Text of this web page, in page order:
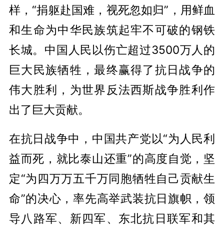
样，“捐躯赴国难，视死忽如归”，用鲜血
和生命为中华民族筑起牢不可破的钢铁
长城。中国人民以伤亡超过3500万人的
巨大民族牺牲，最终赢得了抗日战争的
伟大胜利，为世界反法西斯战争胜利作
出了巨大贡献。
在抗日战争中，中国共产党以“为人民利
益而死，就比泰山还重”的高度自觉，坚
定“为四万万五千万同胞牺牲自己贡献生
命”的决心，率先高举武装抗日旗帜，领
导八路军、新四军、东北抗日联军和其